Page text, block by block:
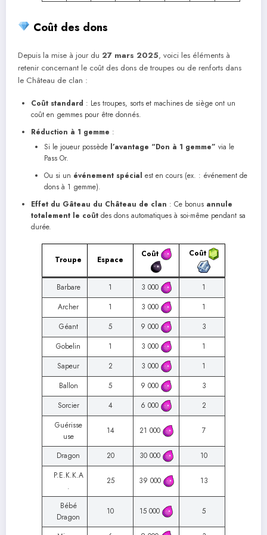
Coût des dons
Depuis la mise à jour du 27 mars 2025, voici les éléments à
retenir concernant le coût des dons de troupes ou de renforts dans
le Château de clan :
Coût standard : Les troupes, sorts et machines de siège ont un
coût en gemmes pour être donnés.
Réduction à 1 gemme :
Si le joueur possède l’avantage “Don à 1 gemme” via le
Pass Or.
Ou si un événement spécial est en cours (ex. : événement de
dons à 1 gemme).
Effet du Gâteau du Château de clan : Ce bonus annule
totalement le coût des dons automatiques à soi-même pendant sa
durée.
Troupe Espace
Coût Coût
Barbare 1 3 000
1
Archer
1 3 000
1
Géant
5 9 000
3
Gobelin
1 3 000
1
Sapeur
2 3 000
1
Ballon
5 9 000
3
Sorcier
4 6 000
2
Guérisse
use
14 21 000 7
Dragon 20 30 000
10
P.E.K.K.A
.
25 39 000 13
Bébé
Dragon
10 15 000 5